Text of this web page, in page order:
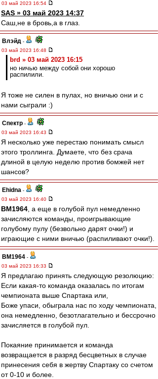
03 май 2023 16:54
SAS » 03 май 2023 14:37
Саш,не в бровь,а в глаз.
Влэйд -
03 май 2023 16:48
brd » 03 май 2023 16:15
но ничью между собой они хорошо
распилили.
Я тоже не силен в пулах, но вничью они и с
нами сыграли :)
Спектр -
03 май 2023 16:43
Я несколько уже перестаю понимать смысл
этого троллинга. Думаете, что без срача
длиной в целую неделю против бомжей нет
шансов?
Ehidna -
03 май 2023 16:40
BM1964 , а еще в голубой пул немедленно
зачисляются команды, проигрывающие
голубому пулу (безвольно дарят очки!) и
играющие с ними вничью (распиливают очки!).
BM1964 -
03 май 2023 16:33
Я предлагаю принять следующую резолюцию:
Если какая-то команда оказалась по итогам
чемпионата выше Спартака или,
Боже упаси, обыграла нас по ходу чемпионата,
она немедленно, безотлагательно и бессрочно
зачисляется в голубой пул.
Покаяние принимается и команда
возвращается в разряд бесцветных в случае
принесения себя в жертву Спартаку со счетом
от 0-10 и более.